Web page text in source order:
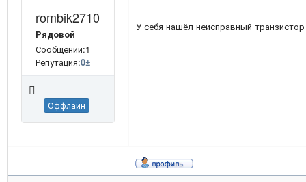
rombik2710
Рядовой
Сообщений:1
Репутация:0±
Оффлайн
У себя нашёл неисправный